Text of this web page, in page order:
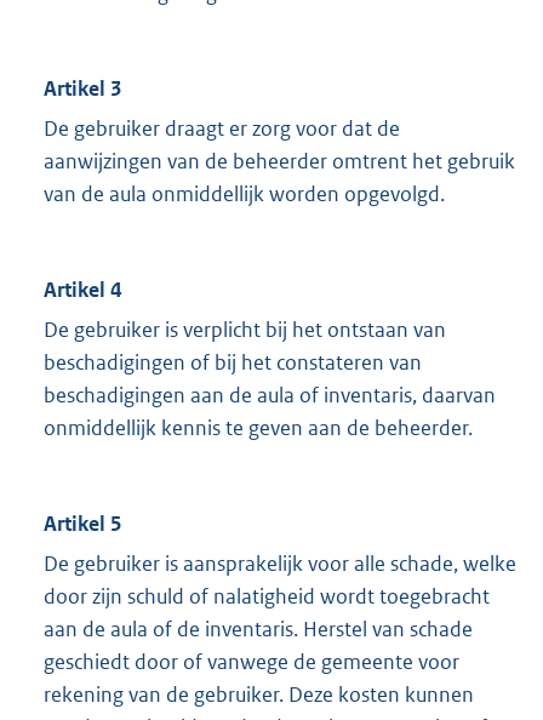
Artikel 3
De gebruiker draagt er zorg voor dat de
aanwijzingen van de beheerder omtrent het gebruik
van de aula onmiddellijk worden opgevolgd.
Artikel 4
De gebruiker is verplicht bij het ontstaan van
beschadigingen of bij het constateren van
beschadigingen aan de aula of inventaris, daarvan
onmiddellijk kennis te geven aan de beheerder.
Artikel 5
De gebruiker is aansprakelijk voor alle schade, welke
door zijn schuld of nalatigheid wordt toegebracht
aan de aula of de inventaris. Herstel van schade
geschiedt door of vanwege de gemeente voor
rekening van de gebruiker. Deze kosten kunnen